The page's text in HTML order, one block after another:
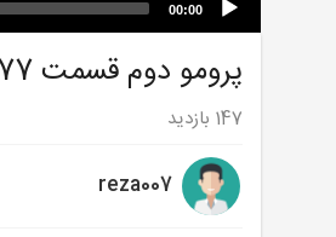
00:00
پرومو دوم قسمت 77 سریال دختری در شیشه Camdaki Kiz
147 بازدید
reza007